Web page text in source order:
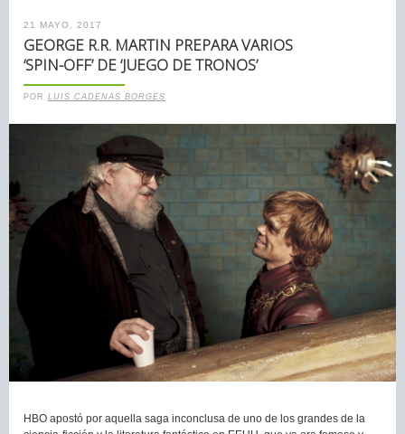
21 MAYO, 2017
GEORGE R.R. MARTIN PREPARA VARIOS
‘SPIN-OFF’ DE ‘JUEGO DE TRONOS’
POR LUIS CADENAS BORGES
HBO apostó por aquella saga inconclusa de uno de los grandes de la